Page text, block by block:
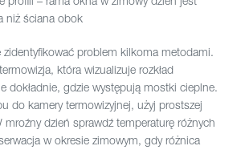
niż ściana obok
zidentyfikować problem kilkoma metodami.
która wizualizuje rozkład
dokładnie, gdzie występują mostki cieplne.
do kamery termowizyjnej, użyj prostszej
dzień sprawdź temperaturę różnych
w okresie zimowym, gdy różnica